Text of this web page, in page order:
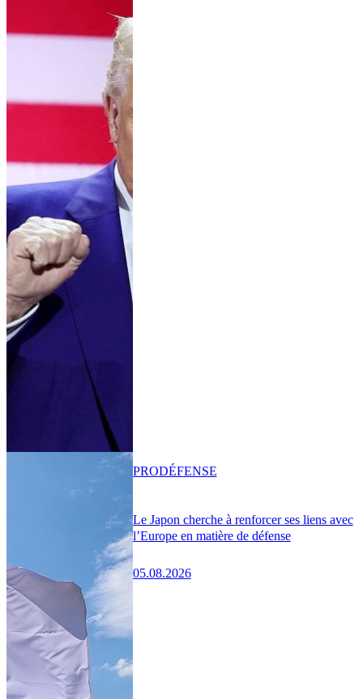
Le Japon cherche à renforcer ses liens avec
l’Europe en matière de défense
05.08.2026
PRODÉFENSE